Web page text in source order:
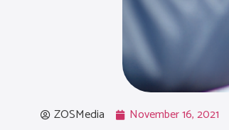
ZOSMedia November 16, 2021